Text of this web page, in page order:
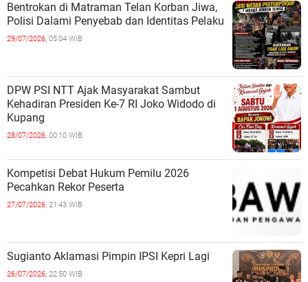
Bentrokan di Matraman Telan Korban Jiwa,
Polisi Dalami Penyebab dan Identitas Pelaku
29/07/2026, 05:04 WIB
DPW PSI NTT Ajak Masyarakat Sambut
Kehadiran Presiden Ke-7 RI Joko Widodo di
Kupang
28/07/2026, 00:10 WIB
Kompetisi Debat Hukum Pemilu 2026
Pecahkan Rekor Peserta
27/07/2026, 21:43 WIB
Sugianto Aklamasi Pimpin IPSI Kepri Lagi
26/07/2026, 22:50 WIB